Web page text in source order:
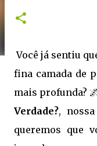
Você já sentiu
fina camada de
mais profunda?
Verdade?,
queremos que